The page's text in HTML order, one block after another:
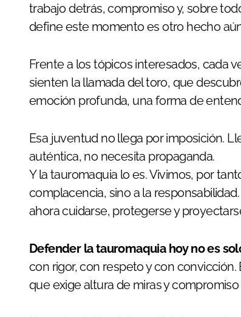
trabajo detrás, compromiso y, sobre
define este momento es otro hecho
Frente a los tópicos interesados, cada
sienten la llamada del toro, que
emoción profunda, una forma de
Esa juventud no llega por imposición.
auténtica, no necesita propaganda.
Y la tauromaquia lo es. Vivimos, por
complacencia, sino a la
ahora cuidarse, protegerse y
Defender la tauromaquia hoy no es
con rigor, con respeto y con
que exige altura de miras y